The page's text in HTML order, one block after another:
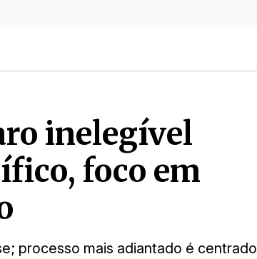
inelegível
foco em
processo mais adiantado é centrado